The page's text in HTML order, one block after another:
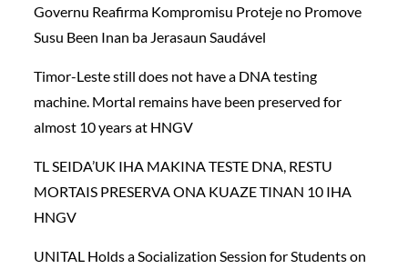
Governu Reafirma Kompromisu Proteje no Promove
Susu Been Inan ba Jerasaun Saudável
Timor-Leste still does not have a DNA testing
machine. Mortal remains have been preserved for
almost 10 years at HNGV
TL SEIDA’UK IHA MAKINA TESTE DNA, RESTU
MORTAIS PRESERVA ONA KUAZE TINAN 10 IHA
HNGV
UNITAL Holds a Socialization Session for Students on